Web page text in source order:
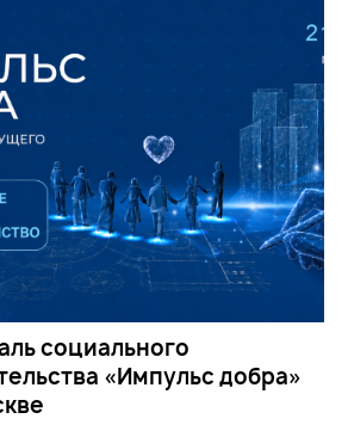
социального
«Импульс добра»